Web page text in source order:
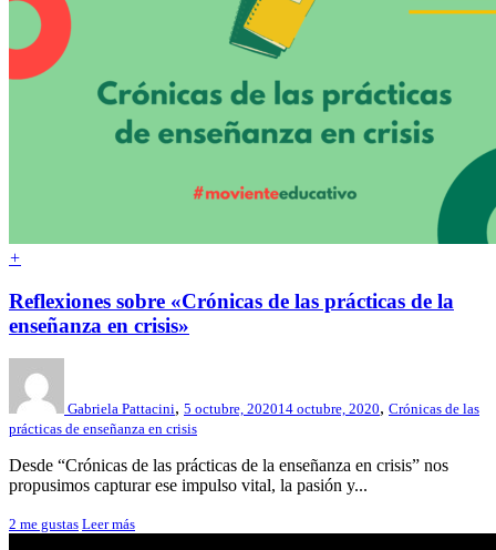
+
Reflexiones sobre «Crónicas de las prácticas de la
enseñanza en crisis»
Gabriela Pattacini, 5 octubre, 202014 octubre, 2020, Crónicas de las
prácticas de enseñanza en crisis
Desde “Crónicas de las prácticas de la enseñanza en crisis” nos
propusimos capturar ese impulso vital, la pasión y...
2 me gustas Leer más